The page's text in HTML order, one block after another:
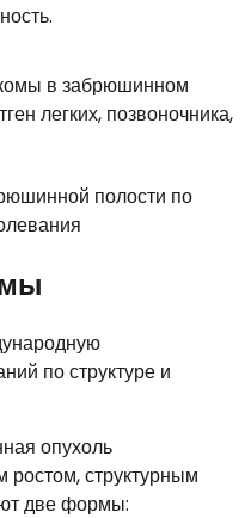
в забрюшинном
легких, позвоночника,
по структуре и
опухоль
ростом, структурным
две формы: